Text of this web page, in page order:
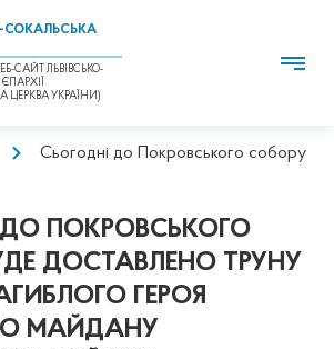
СОКАЛЬСЬКА
САЙТ ЛЬВІВСЬКО-
ЦЕРКВА УКРАЇНИ)
Сьогодні до Покровського собору
ДО ПОКРОВСЬКОГО
ДОСТАВЛЕНО ТРУНУ
ГЕРОЯ
МАЙДАНУ